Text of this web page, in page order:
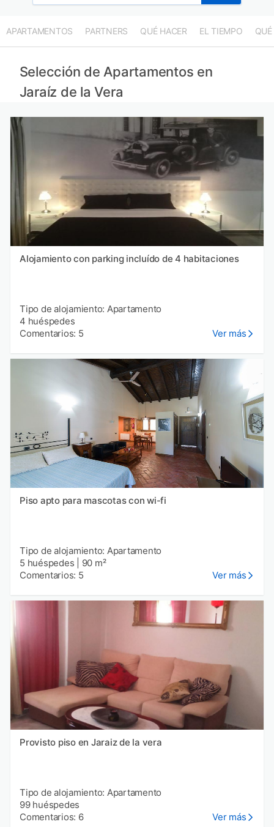
APARTAMENTOS PARTNERS QUÉ HACER EL TIEMPO QUÉ
Selección de Apartamentos en
Jaraíz de la Vera
Alojamiento con parking incluído de 4 habitaciones
Tipo de alojamiento: Apartamento
4 huéspedes
Comentarios: 5
Ver más
Piso apto para mascotas con wi-fi
Tipo de alojamiento: Apartamento
5 huéspedes
90 m²
Comentarios: 5
Ver más
Provisto piso en Jaraiz de la vera
Tipo de alojamiento: Apartamento
99 huéspedes
Comentarios: 6
Ver más